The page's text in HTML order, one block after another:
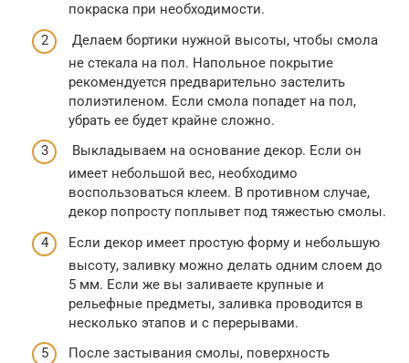
покраска при необходимости.
Делаем бортики нужной высоты, чтобы смола
не стекала на пол. Напольное покрытие
рекомендуется предварительно застелить
полиэтиленом. Если смола попадет на пол,
убрать ее будет крайне сложно.
Выкладываем на основание декор. Если он
имеет небольшой вес, необходимо
воспользоваться клеем. В противном случае,
декор попросту поплывет под тяжестью смолы.
Если декор имеет простую форму и небольшую
высоту, заливку можно делать одним слоем до
5 мм. Если же вы заливаете крупные и
рельефные предметы, заливка проводится в
несколько этапов и с перерывами.
После застывания смолы, поверхность